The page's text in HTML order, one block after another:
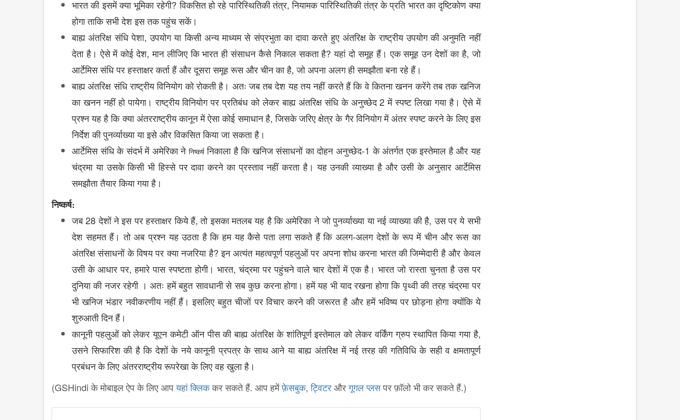
भारत की इसमें क्या भूमिका रहेगी?विकसित हो रहे पारिस्थितिकी तंत्र,नियामक पारिस्थितिकी तंत्र के प्रति भारत का दृष्टिकोण क्या
होगा ताकि सभी देश इस तक पहुंच सकें।
बाह्य अंतरिक्ष संधि पेशा,उपयोग या किसी अन्य माध्यम से संप्रभुता का दावा करते हुए अंतरिक्ष के राष्ट्रीय उपयोग की अनुमति नहीं
देता है। ऐसे में कोई देश,मान लीजिए कि भारत ही संसाधन कैसे निकाल सकता है?यहां दो समूह हैं। एक समूह उन देशों का है,जो
आर्टेमिस संधि पर हस्ताक्षर कर्ता हैं और दूसरा समूह रूस और चीन का है,जो अपना अलग ही समझौता बना रहे हैं।
बाह्य अंतरिक्ष संधि राष्ट्रीय विनियोग को रोकती है। अतः जब तब देश यह तय नहीं करते हैं कि वे कितना खनन करेंगे तब तक खनिज
का खनन नहीं हो पायेगा। राष्ट्रीय विनियोग पर प्रतिबंध को लेकर बाह्य अंतरिक्ष संधि के अनुच्छेद 2में स्पष्ट लिखा गया है। ऐसे में
प्रश्न यह है कि क्या अंतरराष्ट्रीय कानून में ऐसा कोई समाधान है,जिसके जरिए क्षेत्र के गैर विनियोग में अंतर स्पष्ट करने के लिए इस
निर्देश की पुनर्व्याख्या या इसे और विकसित किया जा सकता है।
आर्टेमिस संधि के संदर्भ में अमेरिका ने निष्कर्ष निकाला है कि खनिज संसाधनों का दोहन अनुच्छेद-1के अंतर्गत एक इस्तेमाल है और यह
चंद्रमा या उसके किसी भी हिस्से पर दावा करने का प्रस्ताव नहीं करता है। यह उनकी व्याख्या है और उसी के अनुसार आर्टेमिस
समझौता तैयार किया गया है।
निष्कर्ष:
जब 28देशों ने इस पर हस्ताक्षर किये हैं,तो इसका मतलब यह है कि अमेरिका ने जो पुनर्व्याख्या या नई व्याख्या की है,उस पर ये सभी
देश सहमत हैं। तो अब प्रश्न यह उठता है कि हम यह कैसे पता लगा सकते हैं कि अलग-अलग देशों के रूप में चीन और रूस का
अंतरिक्ष संसाधनों के विषय पर क्या नजरिया है?इन अत्यंत महत्वपूर्ण पहलुओं पर अपना शोध करना भारत की जिम्मेदारी है और केवल
उसी के आधार पर,हमारे पास स्पष्टता होगी। भारत,चंद्रमा पर पहुंचने वाले चार देशों में एक है। भारत जो रास्ता चुनता है उस पर
दुनिया की नजर रहेगी । अतः हमें बहुत सावधानी से सब कुछ करना होगा। हमें यह भी याद रखना होगा कि पृथ्वी की तरह चंद्रमा पर
भी खनिज भंडार नवीकरणीय नहीं हैं। इसलिए बहुत चीजों पर विचार करने की जरूरत है और हमें भविष्य पर छोड़ना होगा क्योंकि ये
शुरुआती दिन हैं।
कानूनी पहलुओं को लेकर यूएन कमेटी ऑन पीस की बाह्य अंतरिक्ष के शांतिपूर्ण इस्तेमाल को लेकर वर्किंग ग्रुप स्थापित किया गया है,
उसने सिफारिश की है कि देशों के नये कानूनी प्रपत्र के साथ आने या बाह्य अंतरिक्ष में नई तरह की गतिविधि के सही व क्षमतापूर्ण
प्रबंधन के लिए अंतरराष्ट्रीय रूपरेखा के लिए वह खुला है।
(GSHindi के मोबाइल ऐप के लिए आपयहां क्लिककर सकते हैं. आप हमेंफ़ेसबुक,ट्विटरऔरगूगल प्लसपर फ़ॉलो भी कर सकते हैं.)